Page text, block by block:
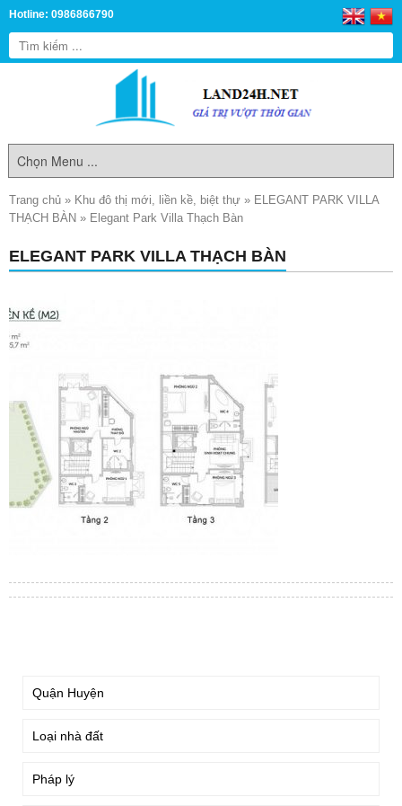
Hotline: 0986866790
Trang chủ » Khu đô thị mới, liền kề, biệt thự » ELEGANT PARK VILLA
THẠCH BÀN » Elegant Park Villa Thạch Bàn
ELEGANT PARK VILLA THẠCH BÀN